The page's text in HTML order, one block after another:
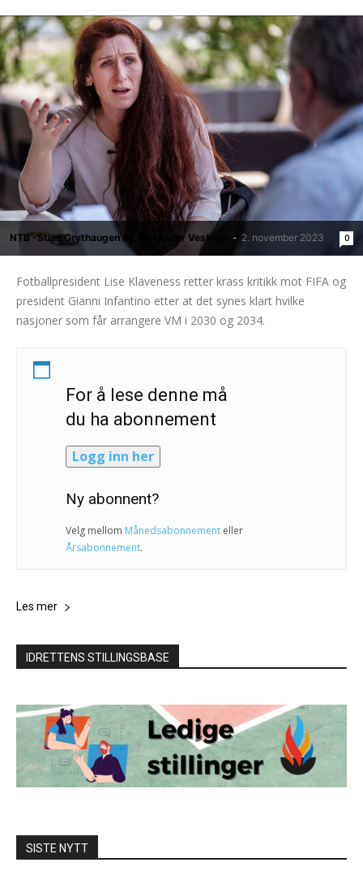
NTB -Stian Grythaugen og Alexander Vestrum - 2. november 2023 0
Fotballpresident Lise Klaveness retter krass kritikk mot FIFA og
president Gianni Infantino etter at det synes klart hvilke
nasjoner som får arrangere VM i 2030 og 2034.
For å lese denne må
du ha abonnement
Logg inn her
Ny abonnent?
Velg mellom Månedsabonnement eller
Årsabonnement.
Les mer
IDRETTENS STILLINGSBASE
SISTE NYTT